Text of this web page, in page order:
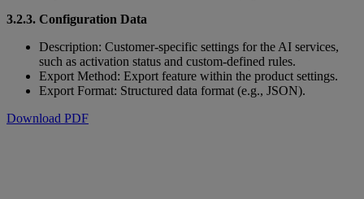
3.2.3. Configuration Data
Description: Customer-specific settings for the AI services,
such as activation status and custom-defined rules.
Export Method: Export feature within the product settings.
Export Format: Structured data format (e.g., JSON).
Download PDF